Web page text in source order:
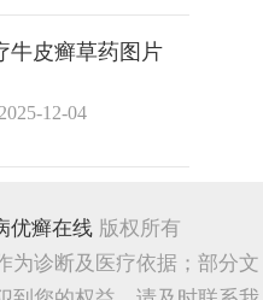
牛皮癣草药图片
2025-12-04
优癣在线 版权所有
为诊断及医疗依据；部分文